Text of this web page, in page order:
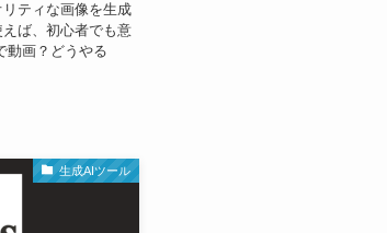
リティな画像を生成
ば、初心者でも意
動画？どうやる
生成AIツール